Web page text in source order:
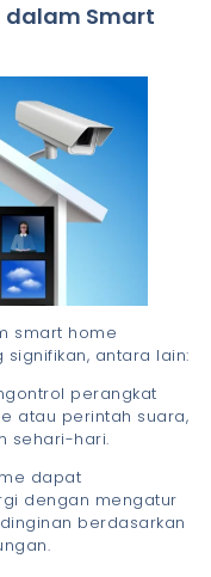
dalam Smart
smart home
antara lain:
perangkat
atau perintah suara,
sehari-hari.
dapat
dengan mengatur
berdasarkan